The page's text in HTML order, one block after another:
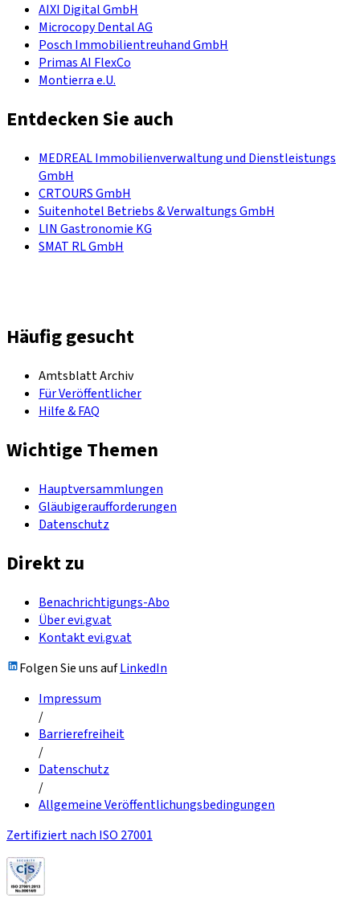
AIXI Digital GmbH
Microcopy Dental AG
Posch Immobilientreuhand GmbH
Primas AI FlexCo
Montierra e.U.
Entdecken Sie auch
MEDREAL Immobilienverwaltung und Dienstleistungs
GmbH
CRTOURS GmbH
Suitenhotel Betriebs & Verwaltungs GmbH
LIN Gastronomie KG
SMAT RL GmbH
Häufig gesucht
Amtsblatt Archiv
Für Veröffentlicher
Hilfe & FAQ
Wichtige Themen
Hauptversammlungen
Gläubigeraufforderungen
Datenschutz
Direkt zu
Benachrichtigungs-Abo
Über evi.gv.at
Kontakt evi.gv.at
Folgen Sie uns aufLinkedIn
Impressum
/
Barrierefreiheit
/
Datenschutz
/
Allgemeine Veröffentlichungsbedingungen
Zertifiziert nach ISO 27001